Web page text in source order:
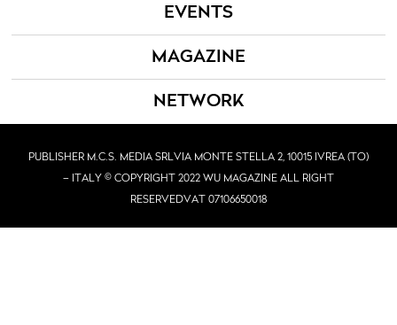
EVENTS
MAGAZINE
NETWORK
PUBLISHER M.C.S. MEDIA SRL VIA MONTE STELLA 2, 10015 IVREA (TO)
– ITALY © COPYRIGHT 2022 WU MAGAZINE ALL RIGHT
RESERVEDVAT 07106650018